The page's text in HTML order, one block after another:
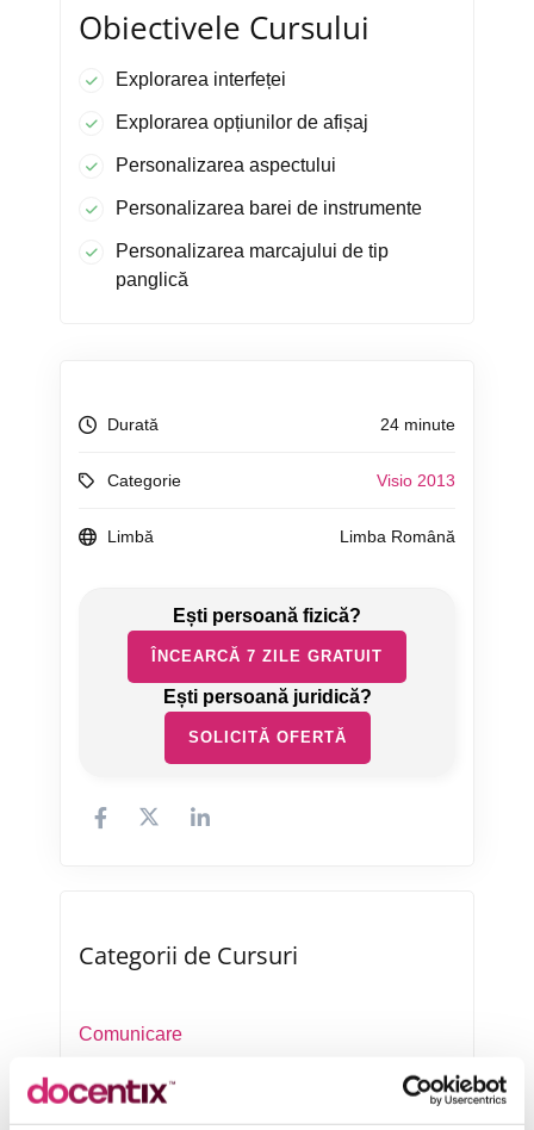
Obiectivele Cursului
Explorarea interfeței
Explorarea opțiunilor de afișaj
Personalizarea aspectului
Personalizarea barei de instrumente
Personalizarea marcajului de tip
panglică
Durată 24 minute
Categorie Visio 2013
Limbă Limba Română
ÎNCEARCĂ 7 ZILE GRATUIT
SOLICITĂ OFERTĂ
Categorii de Cursuri
Comunicare
Dezvoltare personală și profesională